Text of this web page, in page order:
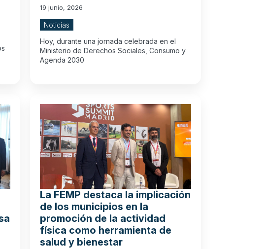
19 junio, 2026
Noticias
Hoy, durante una jornada celebrada en el
Ministerio de Derechos Sociales, Consumo y
Agenda 2030
La FEMP destaca la implicación
de los municipios en la
promoción de la actividad
física como herramienta de
salud y bienestar